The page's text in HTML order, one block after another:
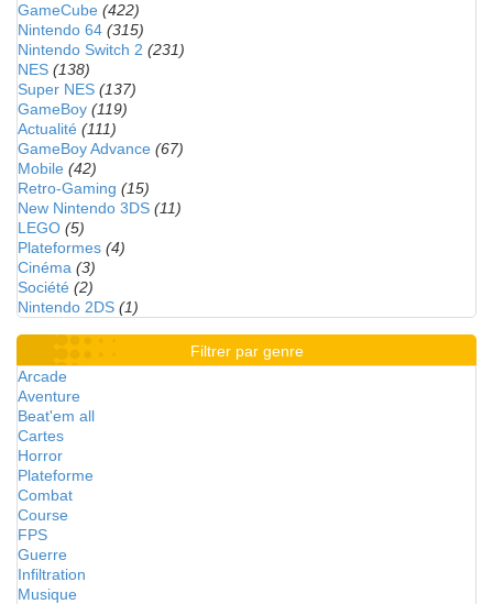
GameCube (422)
Nintendo 64 (315)
Nintendo Switch 2 (231)
NES (138)
Super NES (137)
GameBoy (119)
Actualité (111)
GameBoy Advance (67)
Mobile (42)
Retro-Gaming (15)
New Nintendo 3DS (11)
LEGO (5)
Plateformes (4)
Cinéma (3)
Société (2)
Nintendo 2DS (1)
Filtrer par genre
Arcade
Aventure
Beat'em all
Cartes
Horror
Plateforme
Combat
Course
FPS
Guerre
Infiltration
Musique